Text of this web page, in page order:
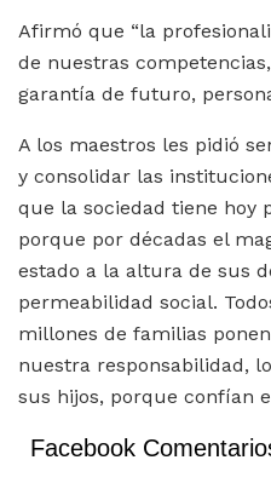
Afirmó que “la
de nuestras
garantía de futuro,
A los maestros les pidió
y consolidar las
que la sociedad tiene hoy
porque por décadas el
estado a la altura de sus
permeabilidad social.
millones de familias
nuestra responsabilidad,
sus hijos, porque confían
Facebook